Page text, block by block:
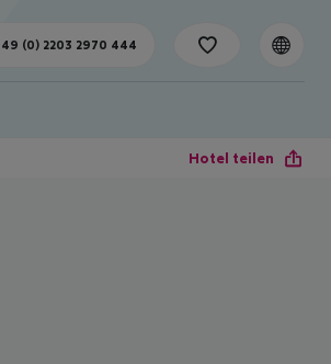
(0) 2203 2970 444
Hotel teilen